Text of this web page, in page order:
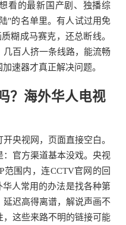
看的最新国产剧、独播综
"的名单里。有人试过用免
糊成马赛克，还总断线。
百人挤一条线路，能流畅
速器才真正解决问题。
？海外华人电视
央视网，页面直接空白。
官方渠道基本没戏。央视
围内，连CCTV官网的回
人常用的办法是找各种第
迟高得离谱，解说声画不
，这些来路不明的链接可能